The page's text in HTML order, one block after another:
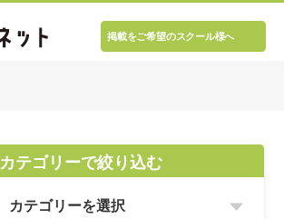
掲載をご希望のスクール様へ
カテゴリーで絞り込む